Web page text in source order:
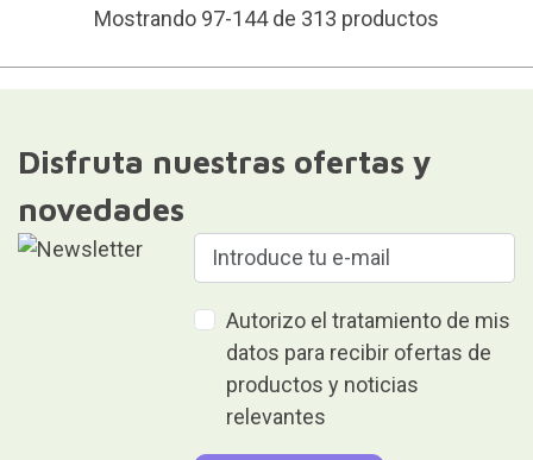
Mostrando 97-144 de 313 productos
Disfruta nuestras ofertas y
novedades
Autorizo el tratamiento de mis
datos para recibir ofertas de
productos y noticias
relevantes